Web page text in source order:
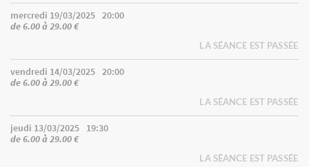
mercredi 19/03/2025 20:00
de 6.00 à 29.00 €
LA SÉANCE EST PASSÉE
vendredi 14/03/2025 20:00
de 6.00 à 29.00 €
LA SÉANCE EST PASSÉE
jeudi 13/03/2025
19:30
de 6.00 à 29.00 €
LA SÉANCE EST PASSÉE